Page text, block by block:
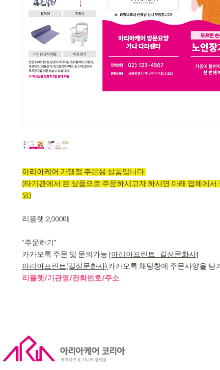
아리아케어 가맹점 주문용 상품입니다.
(타기관에서 본 상품으로 주문하시고자 하시면 아래 업체에서
요)
리플렛 2,000매
"주문하기"
카카오톡 주문 및 문의가능 [아리아프린트_길성문화사]
아리아프린트(길성문화사) 카카오톡 채팅창에 주문사양을 남
리플렛/기관명/전화번호/주소